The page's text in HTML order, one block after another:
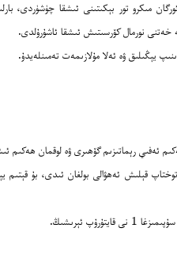
مىكرو تور بېكىتىنى ئىشقا چۈشۈردى،
خەتنى نورمال كۆرسىتىش ئىشقا ئاشۇرۇلدى.
يېڭىلىق ۋە ئەلا مۇلازىمەت تەمىنلەيدۇ.
ئەفىي رېماتىزىم گۆھىرى ۋە لوقمان ھەكىم
قېلىش ئەھۋالى بولغان ئىدى، بۇ قېتىم
ئېرىشىڭ.